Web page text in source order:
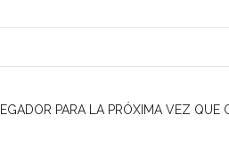
PARA LA PRÓXIMA VEZ QUE